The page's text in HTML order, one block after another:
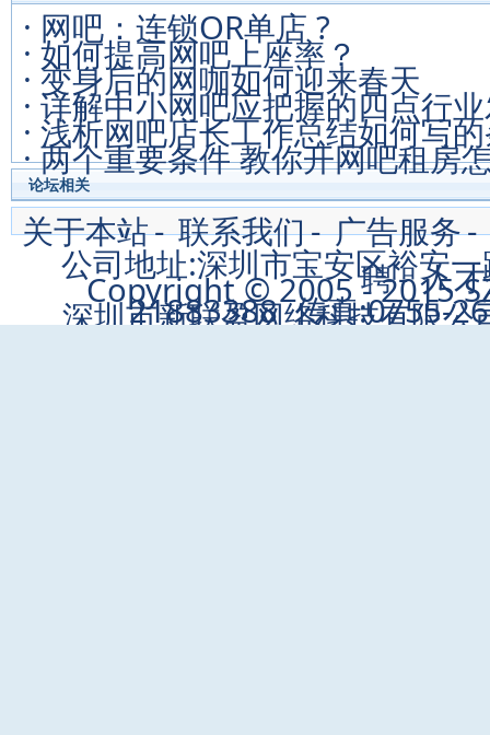
· 网吧：连锁OR单店 ?
· 如何提高网吧上座率？
· 变身后的网咖如何迎来春天
· 详解中小网吧应把握的四点行
· 浅析网吧店长工作总结如何写
· 两个重要条件 教你开网吧租房
论坛相关
关于本站-联系我们-广告服务-
聘-人
公司地址:深圳市宝安区裕安
21883388 传真:0755-
Copyright © 2005 - 2015
深圳市新联盈网络科技有限